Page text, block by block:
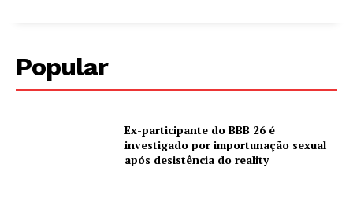
Popular
Ex-participante do BBB 26 é
investigado por importunação sexual
após desistência do reality